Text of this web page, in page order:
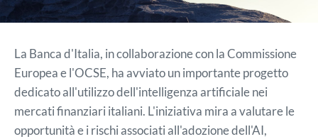
La Banca d'Italia, in collaborazione con la Commissione
Europea e l'OCSE, ha avviato un importante progetto
dedicato all'utilizzo dell'intelligenza artificiale nei
mercati finanziari italiani. L'iniziativa mira a valutare le
opportunità e i rischi associati all'adozione dell'AI,